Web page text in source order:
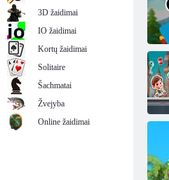
3D žaidimai
IO žaidimai
Kortų žaidimai
Solitaire
Šachmatai
Žvejyba
Online žaidimai